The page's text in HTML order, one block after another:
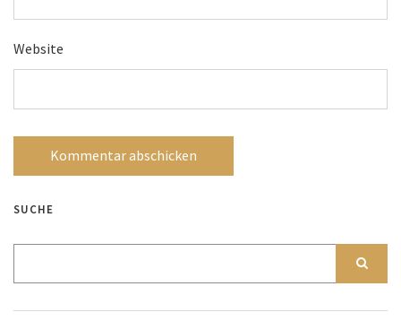
Website
SUCHE